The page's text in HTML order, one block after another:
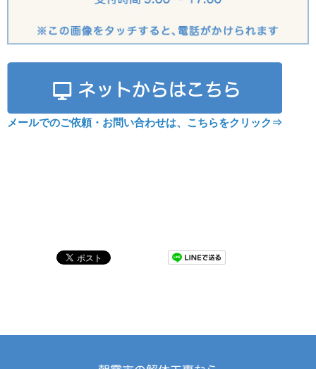
メールでのご依頼・お問い合わせは、こちらをクリック⇒